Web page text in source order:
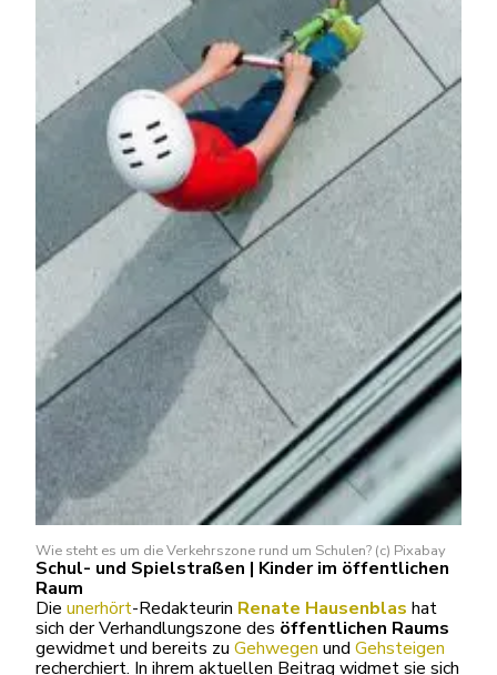
Wie steht es um die Verkehrszone rund um Schulen? (c) Pixabay
Schul- und Spielstraßen | Kinder im öffentlichen
Raum
Die unerhört-Redakteurin Renate Hausenblas hat
sich der Verhandlungszone des öffentlichen Raums
gewidmet und bereits zu Gehwegen und Gehsteigen
recherchiert. In ihrem aktuellen Beitrag widmet sie sich